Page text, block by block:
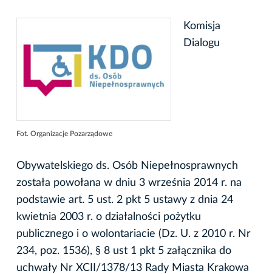
Fot. Organizacje Pozarządowe
Komisja
Dialogu
Obywatelskiego ds. Osób Niepełnosprawnych
została powołana w dniu 3 września 2014 r. na
podstawie art. 5 ust. 2 pkt 5 ustawy z dnia 24
kwietnia 2003 r. o działalności pożytku
publicznego i o wolontariacie (Dz. U. z 2010 r. Nr
234, poz. 1536), § 8 ust 1 pkt 5 załącznika do
uchwały Nr XCII/1378/13 Rady Miasta Krakowa